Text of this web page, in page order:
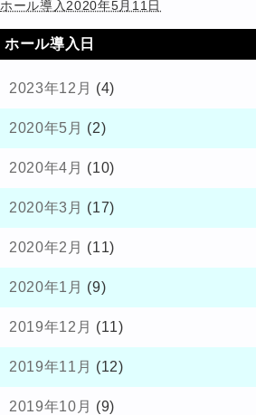
ホール導入2020年5月11日
ホール導入日
2023年12月 (4)
2020年5月 (2)
2020年4月 (10)
2020年3月 (17)
2020年2月 (11)
2020年1月 (9)
2019年12月 (11)
2019年11月 (12)
2019年10月 (9)